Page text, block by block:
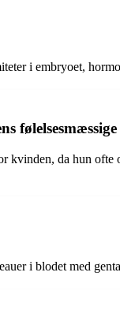
i embryoet,
da hun
i blodet med